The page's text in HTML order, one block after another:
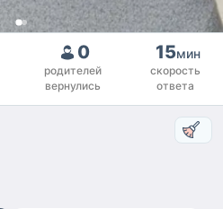
0
родителей
вернулись
15мин
скорость
ответа